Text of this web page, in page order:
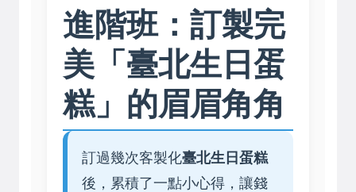
進階班：訂製完
美「臺北生日蛋
糕」的眉眉角角
訂過幾次客製化臺北生日蛋糕
後，累積了一點小心得，讓錢